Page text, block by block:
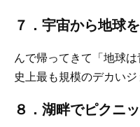
７．宇宙から地球
んで帰ってきて「地球
史上最も規模のデカいジ
８．湖畔でピクニ